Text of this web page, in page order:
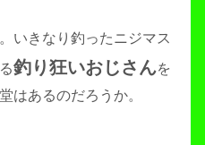
いきなり釣ったニジマス
釣り狂いおじさんを
はあるのだろうか。